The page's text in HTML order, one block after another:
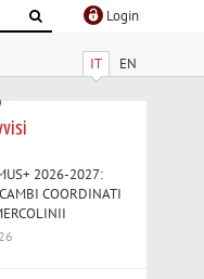
Login
IT EN
2026-2027:
COORDINATI